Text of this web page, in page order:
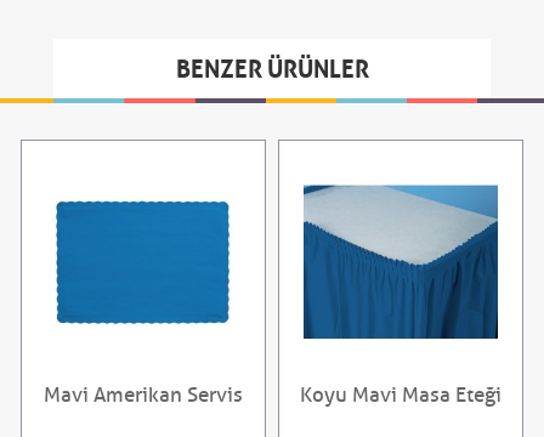
BENZER ÜRÜNLER
Mavi Amerikan Servis Koyu Mavi Masa Eteği